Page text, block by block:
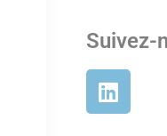
Suivez-